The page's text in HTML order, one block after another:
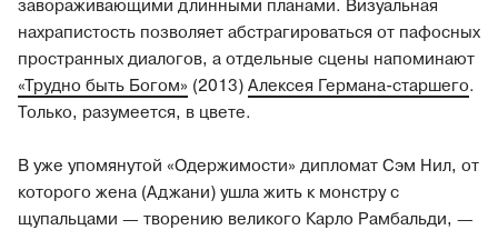
завораживающими длинными планами. Визуальная
нахрапистость позволяет абстрагироваться от пафосных
пространных диалогов, а отдельные сцены напоминают
«Трудно быть Богом» (2013)Алексея Германа-старшего.
Только, разумеется, в цвете.
В уже упомянутой «Одержимости» дипломат Сэм Нил, от
которого жена (Аджани) ушла жить к монстру с
щупальцами — творению великого Карло Рамбальди, —